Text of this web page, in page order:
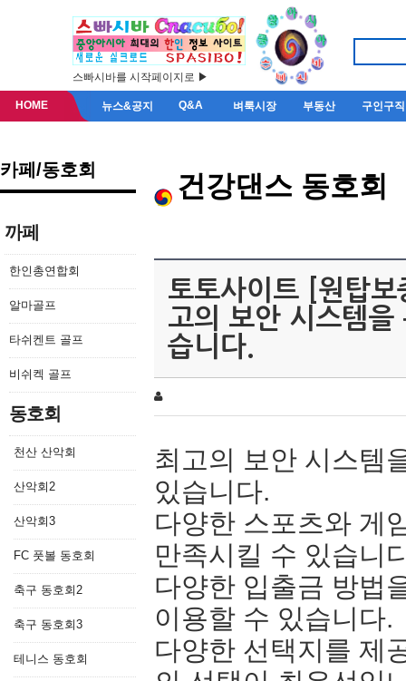
스빠시바를 시작페이지로 ▶
HOME 뉴스&공지 Q&A 벼룩시장 부동산 구인구직
카페/동호회
까페
한인총연합회
알마골프
타쉬켄트 골프
비쉬켁 골프
동호회
천산 산악회
산악회2
산악회3
FC 풋볼 동호회
축구 동호회2
축구 동호회3
테니스 동호회
건강댄스 동호회
토토사이트 [원탑
고의 보안 시스템을
습니다.
최고의 보안 시스템
있습니다.
다양한 스포츠와 게
만족시킬 수 있습니
다양한 입출금 방법
이용할 수 있습니다.
다양한 선택지를 제